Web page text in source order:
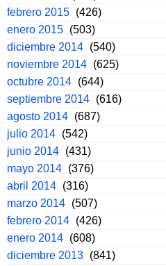
febrero 2015 (426)
enero 2015 (503)
diciembre 2014 (540)
noviembre 2014 (625)
octubre 2014 (644)
septiembre 2014 (616)
agosto 2014 (687)
julio 2014 (542)
junio 2014 (431)
mayo 2014 (376)
abril 2014 (316)
marzo 2014 (507)
febrero 2014 (426)
enero 2014 (608)
diciembre 2013 (841)